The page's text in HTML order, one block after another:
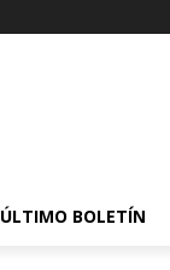
ÚLTIMO BOLETÍN